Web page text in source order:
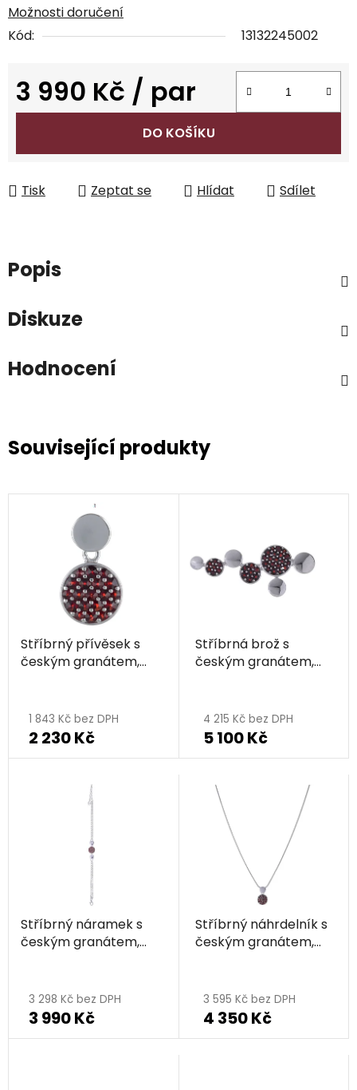
Možnosti doručení
Kód:
13132245002
3 990 Kč / par
Měrná cena:
DO KOŠÍKU
Tisk Zeptat se Hlídat Sdílet
Popis
Diskuze
Hodnocení
Související produkty
Stříbrný přívěsek s
českým granátem,
1 843 Kč bez DPH
2 230 Kč
Stříbrná brož s
českým granátem,
hodnocení
produktu
je
hvězdiček.
4 215 Kč bez DPH
5 100 Kč
Stříbrný náramek s
českým granátem,
3 298 Kč bez DPH
3 990 Kč
Stříbrný náhrdelník s
českým granátem,
3 595 Kč bez DPH
4 350 Kč